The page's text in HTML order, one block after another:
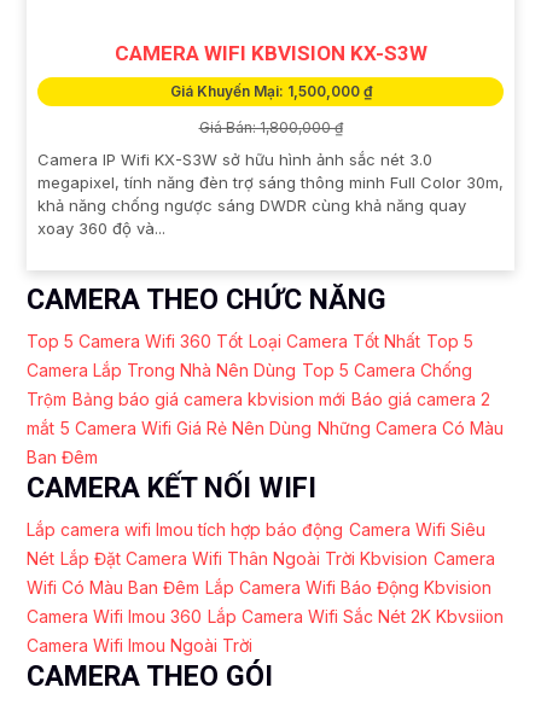
CAMERA WIFI KBVISION KX-S3W
Giá Khuyến Mại: 1,500,000 ₫
Giá Bán: 1,800,000 ₫
Camera IP Wifi KX-S3W sở hữu hình ảnh sắc nét 3.0
megapixel, tính năng đèn trợ sáng thông minh Full Color 30m,
khả năng chống ngược sáng DWDR cùng khả năng quay
xoay 360 độ và...
CAMERA THEO CHỨC NĂNG
Top 5 Camera Wifi 360 Tốt Loại Camera Tốt Nhất Top 5
Camera Lắp Trong Nhà Nên Dùng Top 5 Camera Chống
Trộm Bảng báo giá camera kbvision mới Báo giá camera 2
mắt 5 Camera Wifi Giá Rẻ Nên Dùng Những Camera Có Màu
Ban Đêm
CAMERA KẾT NỐI WIFI
Lắp camera wifi Imou tích hợp báo động Camera Wifi Siêu
Nét Lắp Đặt Camera Wifi Thân Ngoài Trời Kbvision Camera
Wifi Có Màu Ban Đêm Lắp Camera Wifi Báo Động Kbvision
Camera Wifi Imou 360 Lắp Camera Wifi Sắc Nét 2K Kbvsiion
Camera Wifi Imou Ngoài Trời
CAMERA THEO GÓI